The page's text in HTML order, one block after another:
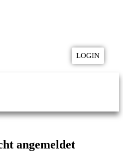
LOGIN
angemeldet